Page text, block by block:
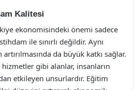
Kalitesi
ekonomisindeki önemi sadece
ile sınırlı değildir. Aynı
da büyük katkı sağlar.
gibi alanlar, insanların
etkileyen unsurlardır. Eğitim